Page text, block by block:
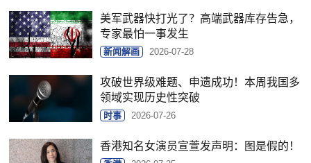
美军武器快打光了？高端武器库存告急，
专家最怕一事发生
新闻解画 2026-07-28
攻破世界级难题、申遗成功！本周我国多
领域实现历史性突破
时事 2026-07-26
香港知名女演员宣萱发声明：图是假的！